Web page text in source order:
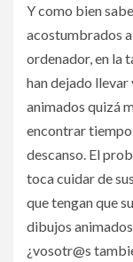
Y como bien
acostumbrados
ordenador, en la
han dejado llevar
animados quizá
encontrar
descanso. El
toca cuidar de
que tengan que
dibujos
¿vosotr@s